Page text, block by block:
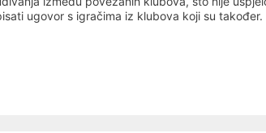
ugovor s igračima iz klubova koji su također.